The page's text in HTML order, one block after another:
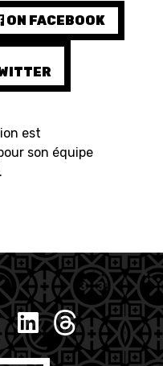
APP
ÉTHIQUE ET
INTÉGRITÉ
ON FACEBOOK
est
son équipe